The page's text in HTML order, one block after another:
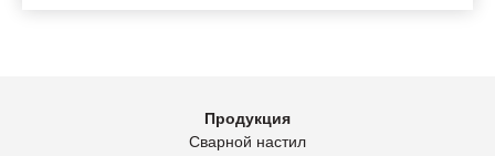
Продукция
Сварной настил